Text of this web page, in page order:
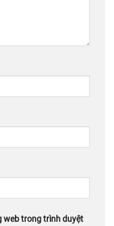
web trong trình duyệt